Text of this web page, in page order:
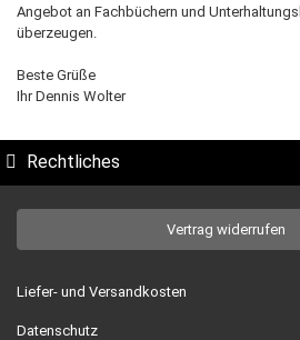
Angebot an Fachbüchern und
überzeugen.
Beste Grüße
Ihr Dennis Wolter
Rechtliches
Vertrag widerrufen
Liefer- und Versandkosten
Datenschutz